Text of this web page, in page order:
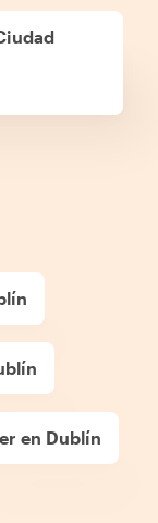
en Dublín